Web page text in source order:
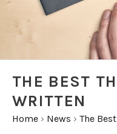
THE BEST
WRITTEN
Home › News › The